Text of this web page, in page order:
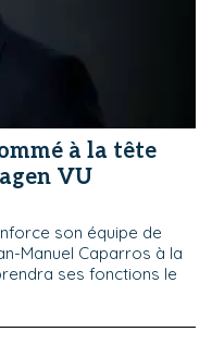
à la tête
VU
son équipe de
Manuel Caparros à la
ses fonctions le